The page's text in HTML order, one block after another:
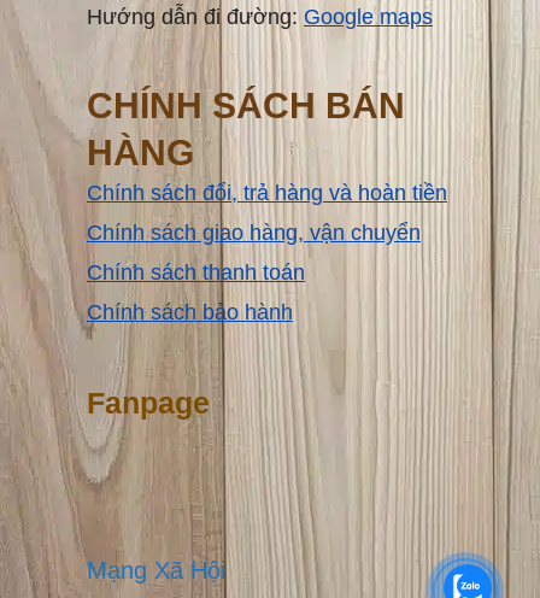
Hướng dẫn đi đường: Google maps
CHÍNH SÁCH BÁN
HÀNG
Chính sách đổi, trả hàng và hoàn tiền
Chính sách giao hàng, vận chuyển
Chính sách thanh toán
Chính sách bảo hành
Fanpage
Mạng Xã Hội